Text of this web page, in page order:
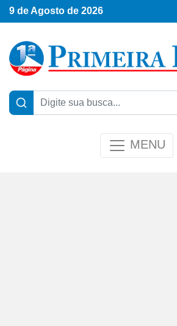
9 de Agosto de 2026
MENU